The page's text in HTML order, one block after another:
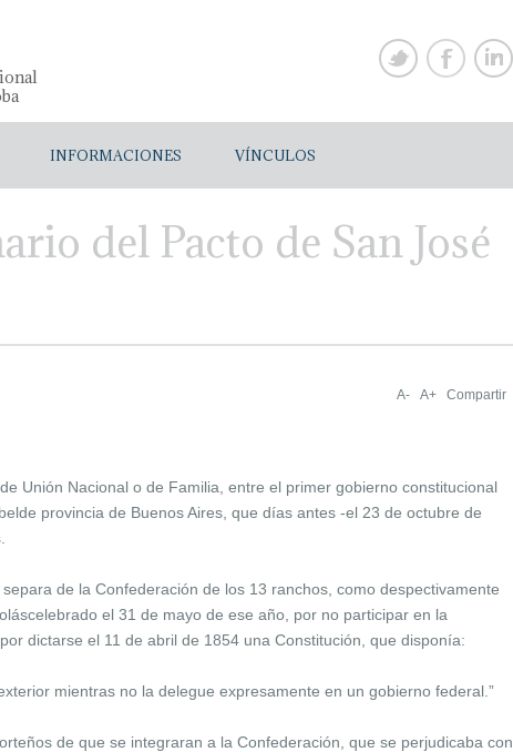
INFORMACIONES VÍNCULOS
del Pacto de San José
A- A+ Compartir
Unión Nacional o de Familia, entre el primer gobierno constitucional
provincia de Buenos Aires, que días antes -el 23 de octubre de
de la Confederación de los 13 ranchos, como despectivamente
el 31 de mayo de ese año, por no participar en la
dictarse el 11 de abril de 1854 una Constitución, que disponía:
mientras no la delegue expresamente en un gobierno federal.”
de que se integraran a la Confederación, que se perjudicaba con